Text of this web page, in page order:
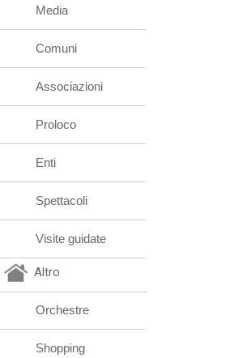
Media
Comuni
Associazioni
Proloco
Enti
Spettacoli
Visite guidate
Altro
Orchestre
Shopping